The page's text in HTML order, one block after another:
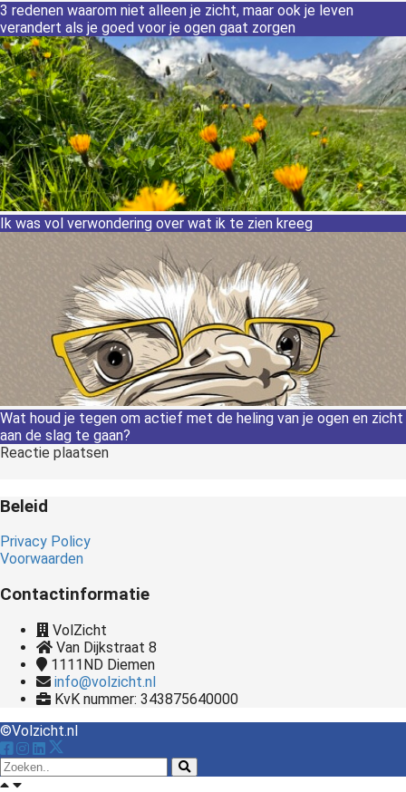
3 redenen waarom niet alleen je zicht, maar ook je leven
verandert als je goed voor je ogen gaat zorgen
Ik was vol verwondering over wat ik te zien kreeg
Wat houd je tegen om actief met de heling van je ogen en zicht
aan de slag te gaan?
Reactie plaatsen
Beleid
Privacy Policy
Voorwaarden
Contactinformatie
VolZicht
Van Dijkstraat 8
1111ND Diemen
info@volzicht.nl
KvK nummer: 343875640000
©Volzicht.nl